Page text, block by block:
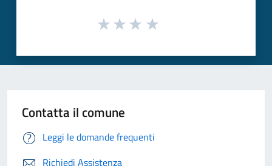
Contatta il comune
Leggi le domande frequenti
Richiedi Assistenza